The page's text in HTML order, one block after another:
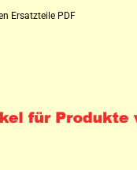
Ersatzteile PDF